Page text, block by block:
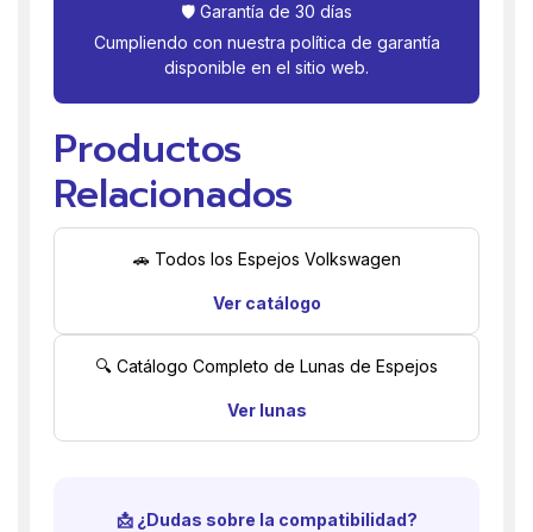
🛡️ Garantía de 30 días
Cumpliendo con nuestra política de garantía
disponible en el sitio web.
Productos
Relacionados
🚗 Todos los Espejos Volkswagen
Ver catálogo
🔍 Catálogo Completo de Lunas de Espejos
Ver lunas
📩 ¿Dudas sobre la compatibilidad?